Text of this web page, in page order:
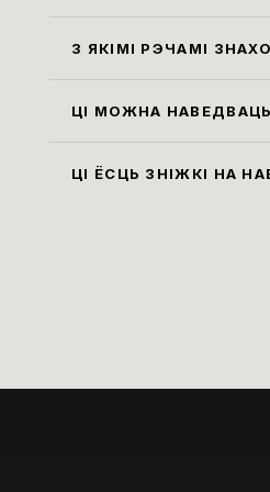
З ЯКІМІ РЭЧАМІ
см, а
ЦІ МОЖНА
ЦІ ЁСЦЬ ЗНІЖКІ НА